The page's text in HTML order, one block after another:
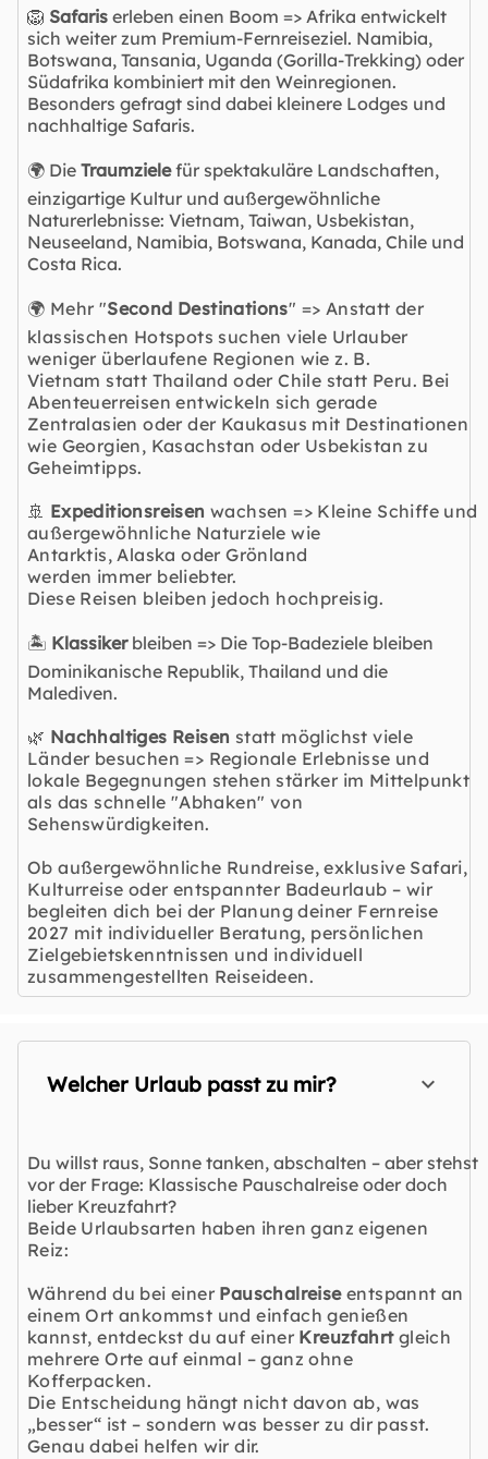
🦁 Safaris erleben einen Boom => Afrika entwickelt
sich weiter zum Premium-Fernreiseziel. Namibia,
Botswana, Tansania, Uganda (Gorilla-Trekking) oder
Südafrika kombiniert mit den Weinregionen.
Besonders gefragt sind dabei kleinere Lodges und
nachhaltige Safaris.
🌍 Die Traumzielefür spektakuläre Landschaften,
einzigartige Kultur und außergewöhnliche
Naturerlebnisse: Vietnam, Taiwan, Usbekistan,
Neuseeland, Namibia, Botswana, Kanada, Chile und
Costa Rica.
🌍 Mehr "Second Destinations" => Anstatt der
klassischen Hotspots suchen viele Urlauber
weniger überlaufene Regionen wie z. B.
Vietnam statt Thailand oder Chile statt Peru. Bei
Abenteuerreisen entwickeln sich gerade
Zentralasien oder der Kaukasus mit Destinationen
wie Georgien, Kasachstan oder Usbekistan zu
Geheimtipps.
🚢 Expeditionsreisenwachsen => Kleine Schiffe und
außergewöhnliche Naturziele wie
Antarktis, Alaska oderGrönland
werden immer beliebter.
Diese Reisen bleiben jedoch hochpreisig.
🏝️ Klassiker bleiben => Die Top-Badeziele bleiben
Dominikanische Republik, Thailand und die
Malediven.
🌿 Nachhaltiges Reisen statt möglichst viele
Länder besuchen => Regionale Erlebnisse und
lokale Begegnungen stehen stärker im Mittelpunkt
als das schnelle "Abhaken" von
Sehenswürdigkeiten.
Ob außergewöhnliche Rundreise, exklusive Safari,
Kulturreise oder entspannter Badeurlaub – wir
begleiten dich bei der Planung deiner Fernreise
2027 mit individueller Beratung, persönlichen
Zielgebietskenntnissen und individuell
zusammengestellten Reiseideen.
Welcher Urlaub passt zu mir?
Du willst raus, Sonne tanken, abschalten – aber stehst
vor der Frage: Klassische Pauschalreise oder doch
lieber Kreuzfahrt?
Beide Urlaubsarten haben ihren ganz eigenen
Reiz:
Während du bei einer Pauschalreiseentspannt an
einem Ort ankommst und einfach genießen
kannst, entdeckst du auf einer Kreuzfahrt gleich
mehrere Orte auf einmal – ganz ohne
Kofferpacken.
Die Entscheidung hängt nicht davon ab, was
„besser“ ist – sondern was besser zu dir passt.
Genau dabei helfen wir dir.